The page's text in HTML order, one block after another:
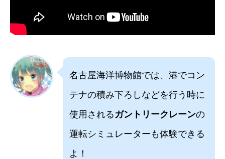
名古屋海洋博物館では、港でコン
テナの積み下ろしなどを行う時に
使用される ガントリークレーンの
運転シミュレーターも体験できる
よ！